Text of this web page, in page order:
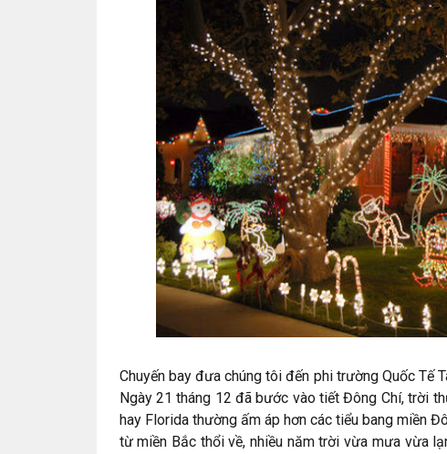
Chuyến bay đưa chúng tôi đến phi trường Quốc Tế
Ngày 21 tháng 12 đã bước vào tiết Đông Chí, trời
hay Florida thường ấm áp hơn các tiểu bang miền
từ miền Bắc thổi về, nhiều năm trời vừa mưa vừa